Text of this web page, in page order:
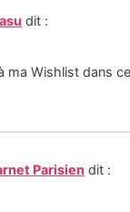
dit :
ma Wishlist dans
Parisien dit :